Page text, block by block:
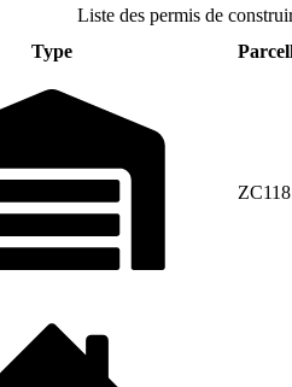
Liste des permis de
Type
ZC118